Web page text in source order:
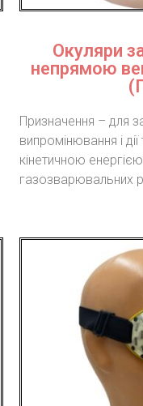
Окуляри
непрямою
Призначення – для
випромінювання і
кінетичною
газозварювальних